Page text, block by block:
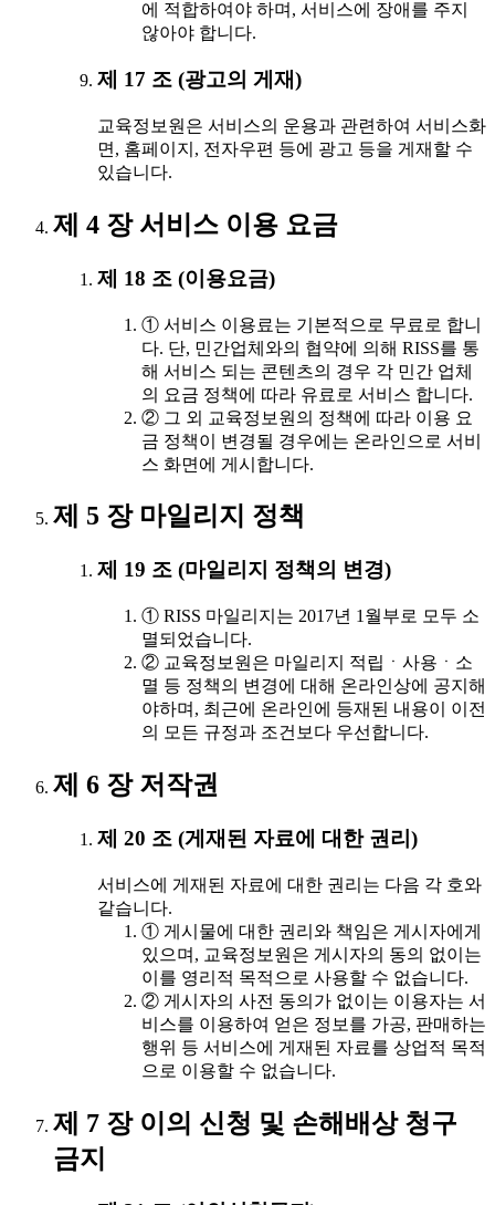
에 적합하여야 하며, 서비스에 장애를 주지
않아야 합니다.
제 17 조 (광고의 게재)
교육정보원은 서비스의 운용과 관련하여 서비스화
면, 홈페이지, 전자우편 등에 광고 등을 게재할 수
있습니다.
제 4 장 서비스 이용 요금
제 18 조 (이용요금)
① 서비스 이용료는 기본적으로 무료로 합니
다. 단, 민간업체와의 협약에 의해 RISS를 통
해 서비스 되는 콘텐츠의 경우 각 민간 업체
의 요금 정책에 따라 유료로 서비스 합니다.
② 그 외 교육정보원의 정책에 따라 이용 요
금 정책이 변경될 경우에는 온라인으로 서비
스 화면에 게시합니다.
제 5 장 마일리지 정책
제 19 조 (마일리지 정책의 변경)
① RISS 마일리지는 2017년 1월부로 모두 소
멸되었습니다.
② 교육정보원은 마일리지 적립ㆍ사용ㆍ소
멸 등 정책의 변경에 대해 온라인상에 공지해
야하며, 최근에 온라인에 등재된 내용이 이전
의 모든 규정과 조건보다 우선합니다.
제 6 장 저작권
제 20 조 (게재된 자료에 대한 권리)
서비스에 게재된 자료에 대한 권리는 다음 각 호와
같습니다.
① 게시물에 대한 권리와 책임은 게시자에게
있으며, 교육정보원은 게시자의 동의 없이는
이를 영리적 목적으로 사용할 수 없습니다.
② 게시자의 사전 동의가 없이는 이용자는 서
비스를 이용하여 얻은 정보를 가공, 판매하는
행위 등 서비스에 게재된 자료를 상업적 목적
으로 이용할 수 없습니다.
제 7 장 이의 신청 및 손해배상 청구
금지